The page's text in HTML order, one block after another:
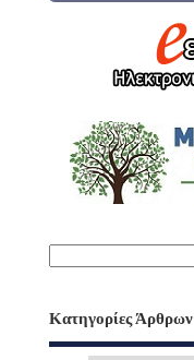
Κατηγορίες Άρθρων